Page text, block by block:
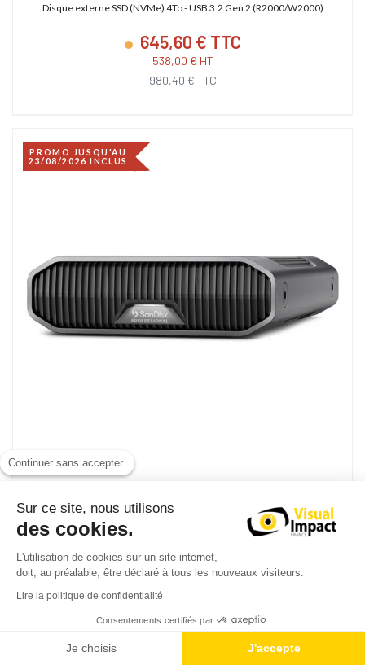
Disque externe SSD (NVMe) 4To - USB 3.2 Gen 2 (R2000/W2000)
645,60 € TTC
538,00 € HT
980,40 € TTC
PROMO JUSQU'AU
23/08/2026 INCLUS
Disque externe HDD 18To - USB 3.2 Gen 2 (R270/W270)
745,44 € TTC
621,20 € HT
968,50 € TTC
Continuer sans accepter
Sur ce site, nous utilisons
des cookies.
L'utilisation de cookies sur un site internet,
doit, au préalable, être déclaré à tous les nouveaux visiteurs.
Lire la politique de confidentialité
Consentements certifiés par
Je choisis J'accepte